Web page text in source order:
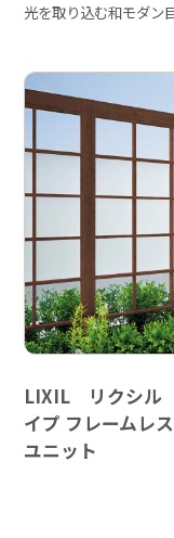
光を取り込む和モダン
LIXIL リクシル
イプ フレームレ
ユニット